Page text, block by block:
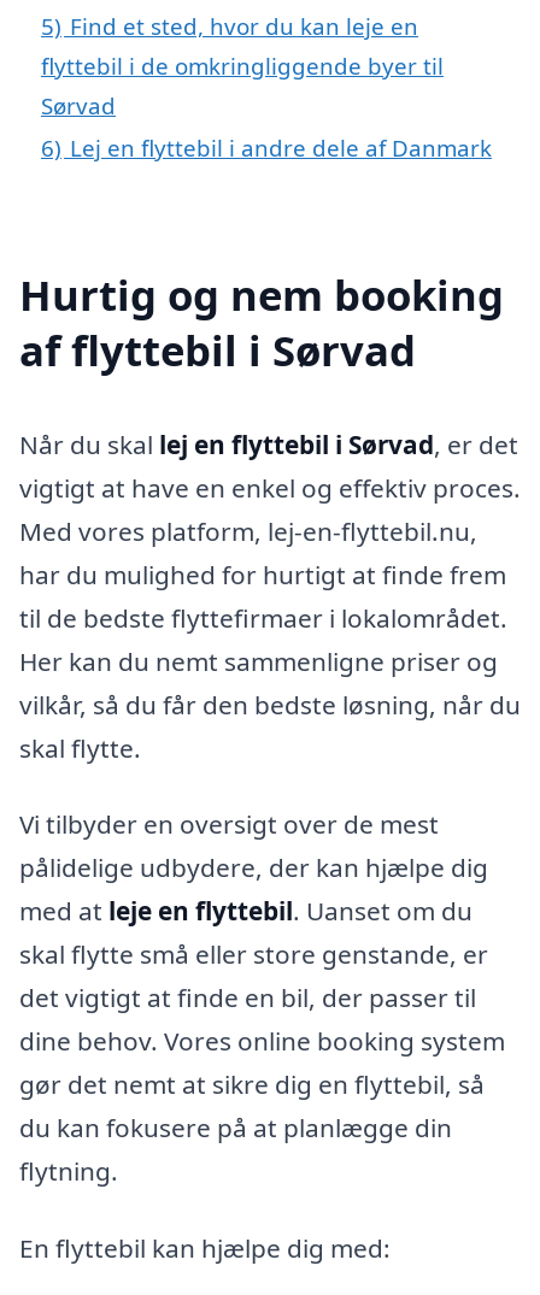
5) Find et sted, hvor du kan leje en
flyttebil i de omkringliggende byer til
Sørvad
6) Lej en flyttebil i andre dele af Danmark
Hurtig og nem booking
af flyttebil i Sørvad
Når du skal lej en flyttebil i Sørvad, er det
vigtigt at have en enkel og effektiv proces.
Med vores platform, lej-en-flyttebil.nu,
har du mulighed for hurtigt at finde frem
til de bedste flyttefirmaer i lokalområdet.
Her kan du nemt sammenligne priser og
vilkår, så du får den bedste løsning, når du
skal flytte.
Vi tilbyder en oversigt over de mest
pålidelige udbydere, der kan hjælpe dig
med at leje en flyttebil. Uanset om du
skal flytte små eller store genstande, er
det vigtigt at finde en bil, der passer til
dine behov. Vores online booking system
gør det nemt at sikre dig en flyttebil, så
du kan fokusere på at planlægge din
flytning.
En flyttebil kan hjælpe dig med: